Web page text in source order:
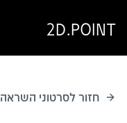
2D.POINT
חזור לסרטוני השראה